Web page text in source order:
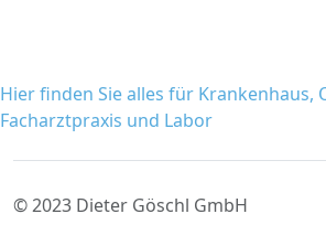
Hier finden Sie alles für Krankenhaus,
Facharztpraxis und Labor
© 2023 Dieter Göschl GmbH